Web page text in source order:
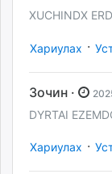
XUCHINDX
Хариулах ·
Зочин ·
DYRTAI
Хариулах ·